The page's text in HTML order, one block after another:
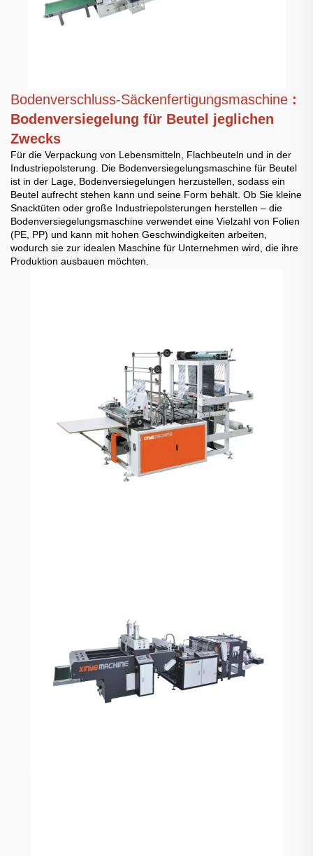
Bodenverschluss-Säckenfertigungsmaschine :
Bodenversiegelung für Beutel jeglichen
Zwecks
Für die Verpackung von Lebensmitteln, Flachbeuteln und in der
Industriepolsterung. Die Bodenversiegelungsmaschine für Beutel
ist in der Lage, Bodenversiegelungen herzustellen, sodass ein
Beutel aufrecht stehen kann und seine Form behält. Ob Sie kleine
Snacktüten oder große Industriepolsterungen herstellen – die
Bodenversiegelungsmaschine verwendet eine Vielzahl von Folien
(PE, PP) und kann mit hohen Geschwindigkeiten arbeiten,
wodurch sie zur idealen Maschine für Unternehmen wird, die ihre
Produktion ausbauen möchten.